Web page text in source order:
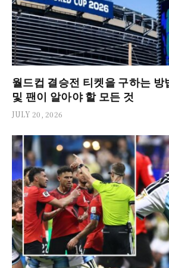
월드컵 결승전 티켓을 구하는 방
및 팬이 알아야 할 모든 것
JULY 20, 2026